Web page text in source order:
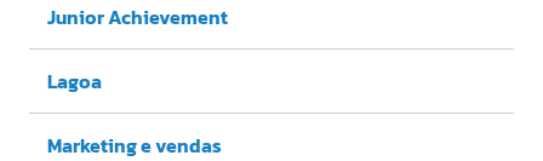
Junior Achievement
Lagoa
Marketing e vendas